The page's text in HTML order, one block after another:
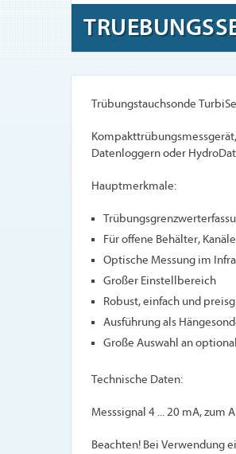
Trübungstauchsonde
Datenloggern oder
Hauptmerkmale:
Für offene Behälter,
Optische Messung im
Großer Einstellbereich
Robust, einfach und
Ausführung als
Große Auswahl an
Technische Daten:
Messsignal 4 ... 20 mA, zum
Beachten! Bei Verwendung